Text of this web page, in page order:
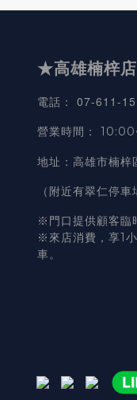
★高雄楠梓
電話 ： 07-611-
營業時間 ：
地址 ： 高雄市楠梓
（附近有翠仁停車
※門口提供顧客臨
※來店消費，享1
車。